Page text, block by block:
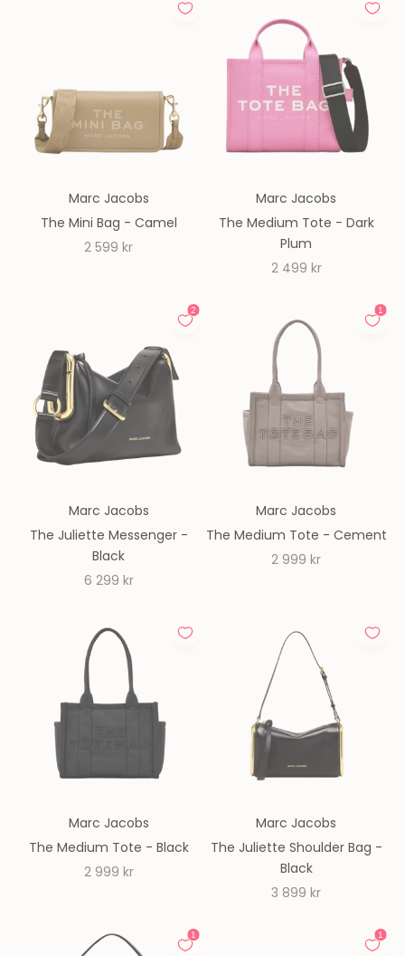
Marc Jacobs
The Mini Bag - Camel
REA-pris
2 599 kr
Marc Jacobs
The Medium Tote - Dark
Plum
REA-pris
2 499 kr
Marc Jacobs
The Juliette Messenger -
Black
REA-pris
6 299 kr
Marc Jacobs
The Medium Tote - Cement
REA-pris
2 999 kr
Marc Jacobs
The Medium Tote - Black
REA-pris
2 999 kr
Marc Jacobs
The Juliette Shoulder Bag -
Black
REA-pris
3 899 kr